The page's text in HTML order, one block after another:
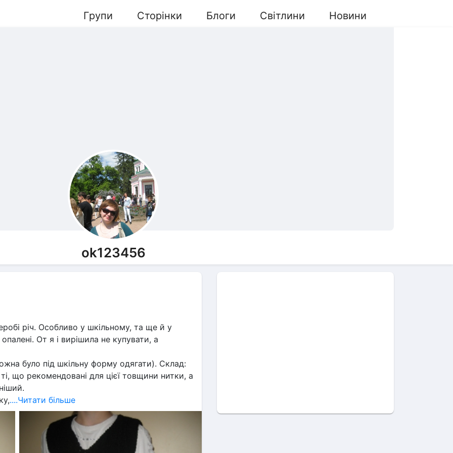
Групи Сторінки Блоги Світлини Новини
ok123456
річ. Особливо у шкільному, та ще й у
От я і вирішила не купувати, а
було під шкільну форму одягати). Склад:
що рекомендовані для цієї товщини нитки, а
....Читати більше